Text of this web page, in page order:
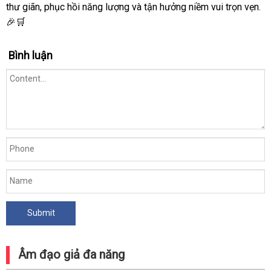
thư giãn, phục hồi năng lượng và tận hưởng niềm vui trọn vẹn.
🎉🛒
Bình luận
Âm đạo giả đa năng